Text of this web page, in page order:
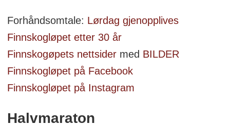
Forhåndsomtale: Lørdag gjenopplives
Finnskogløpet etter 30 år
Finnskogøpets nettsidermed BILDER
Finnskogløpet på Facebook
Finnskogløpet på Instagram
Halvmaraton